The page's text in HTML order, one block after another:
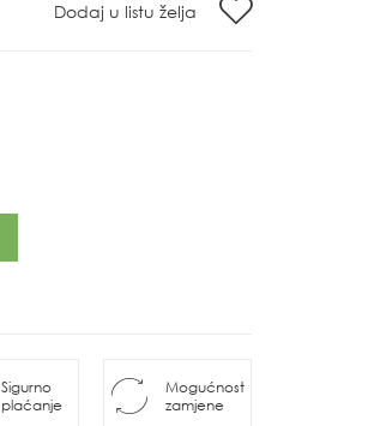
Dodaj u listu želja
Sigurno
plaćanje
Mogućnost
zamjene